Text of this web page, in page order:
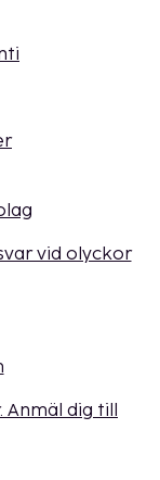
vid olyckor
Anmäl dig till